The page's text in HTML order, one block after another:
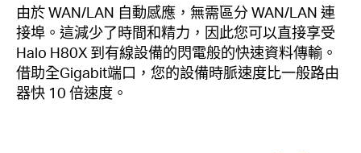
由於 WAN/LAN 自動感應，無需區分 WAN/LAN 連
接埠。這減少了時間和精力，因此您可以直接享受
Halo H80X 到有線設備的閃電般的快速資料傳輸。
借助全Gigabit端口，您的設備時脈速度比一般路由
器快 10 倍速度。